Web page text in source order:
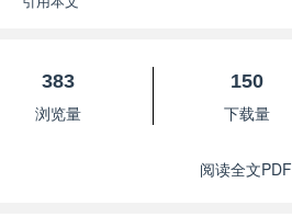
383
浏览量
150
下载量
阅读全文PDF